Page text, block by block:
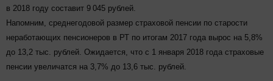
в 2018 году составит 9 045 рублей.
Напомним, среднегодовой размер страховой пенсии по старости
неработающих пенсионеров в РТ по итогам 2017 года вырос на 5,8%
до 13,2 тыс. рублей. Ожидается, что с 1 января 2018 года страховые
пенсии увеличатся на 3,7% до 13,6 тыс. рублей.